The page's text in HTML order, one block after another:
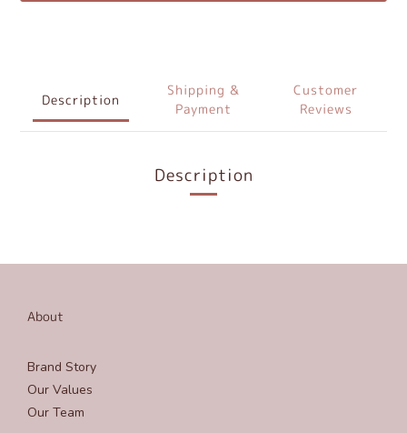
Description
Shipping &
Payment
Customer
Reviews
Description
About
Brand Story
Our Values
Our Team